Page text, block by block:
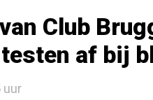
Club
af bij
uur